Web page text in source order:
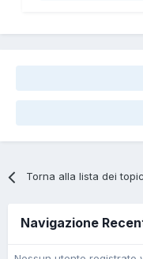
Torna alla lista dei topic
Navigazione